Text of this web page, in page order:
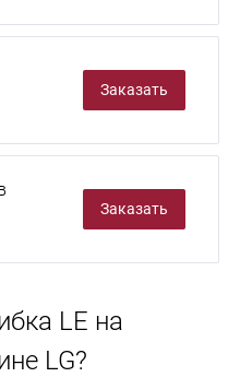
Заказать
Заказать
LE на
LG?